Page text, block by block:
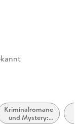
Kriminalromane
und Mystery: